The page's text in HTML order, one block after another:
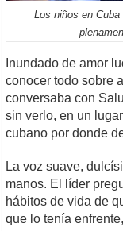
Los niños en
Inundado de amor
conocer todo sobre
conversaba con
sin verlo, en un
cubano por donde
La voz suave,
manos. El líder
hábitos de vida de
que lo tenía